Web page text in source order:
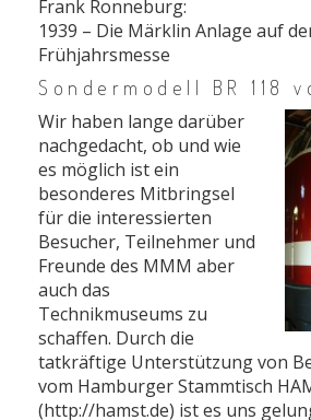
Frank Ronneburg:
1939 – Die Märklin Anlage auf
Frühjahrsmesse
Sondermodell BR 118
Wir haben lange darüber
nachgedacht, ob und wie
es möglich ist ein
besonderes Mitbringsel
für die interessierten
Besucher, Teilnehmer und
Freunde des MMM aber
auch das
Technikmuseums zu
schaffen. Durch die
tatkräftige Unterstützung von
vom Hamburger Stammtisch
(http://hamst.de) ist es uns